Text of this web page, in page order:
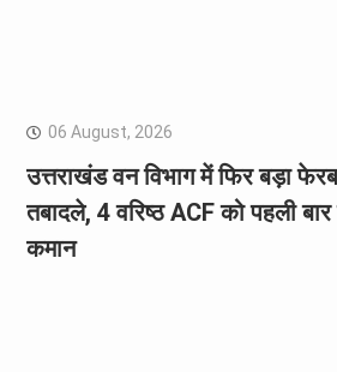
06 August, 2026
उत्तराखंड वन विभाग में फिर बड़ा
तबादले, 4 वरिष्ठ ACF को पहली
कमान